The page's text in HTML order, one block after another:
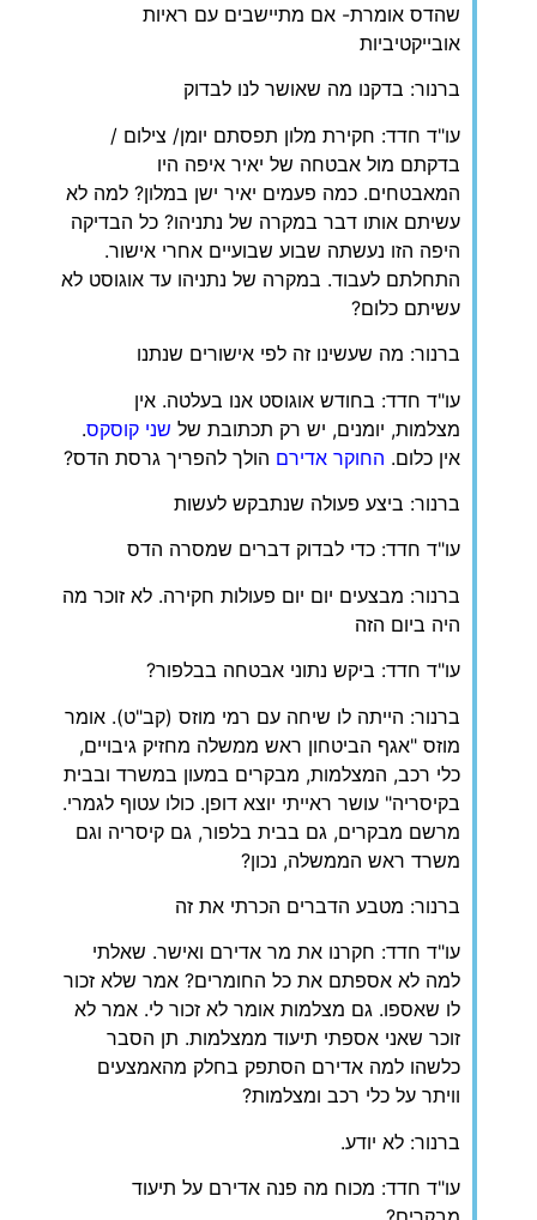
שהדס אומרת- אם מתיישבים עם ראיות
אובייקטיביות
ברנור: בדקנו מה שאושר לנו לבדוק
עו"ד חדד: חקירת מלון תפסתם יומן/ צילום /
בדקתם מול אבטחה של יאיר איפה היו
המאבטחים. כמה פעמים יאיר ישן במלון? למה לא
עשיתם אותו דבר במקרה של נתניהו? כל הבדיקה
היפה הזו נעשתה שבוע שבועיים אחרי אישור.
התחלתם לעבוד. במקרה של נתניהו עד אוגוסט לא
עשיתם כלום?
ברנור: מה שעשינו זה לפי אישורים שנתנו
עו"ד חדד: בחודש אוגוסט אנו בעלטה. אין
מצלמות, יומנים, יש רק תכתובת של שני קוסקס.
אין כלום. החוקר אדירם הולך להפריך גרסת הדס?
ברנור: ביצע פעולה שנתבקש לעשות
עו"ד חדד: כדי לבדוק דברים שמסרה הדס
ברנור: מבצעים יום יום פעולות חקירה. לא זוכר מה
היה ביום הזה
עו"ד חדד: ביקש נתוני אבטחה בבלפור?
ברנור: הייתה לו שיחה עם רמי מוזס (קב"ט). אומר
מוזס "אגף הביטחון ראש ממשלה מחזיק גיבויים,
כלי רכב, המצלמות, מבקרים במעון במשרד ובבית
בקיסריה" עושר ראייתי יוצא דופן. כולו עטוף לגמרי.
מרשם מבקרים, גם בבית בלפור, גם קיסריה וגם
משרד ראש הממשלה, נכון?
ברנור: מטבע הדברים הכרתי את זה
עו"ד חדד: חקרנו את מר אדירם ואישר. שאלתי
למה לא אספתם את כל החומרים? אמר שלא זכור
לו שאספו. גם מצלמות אומר לא זכור לי. אמר לא
זוכר שאני אספתי תיעוד ממצלמות. תן הסבר
כלשהו למה אדירם הסתפק בחלק מהאמצעים
וויתר על כלי רכב ומצלמות?
ברנור: לא יודע.
עו"ד חדד: מכוח מה פנה אדירם על תיעוד